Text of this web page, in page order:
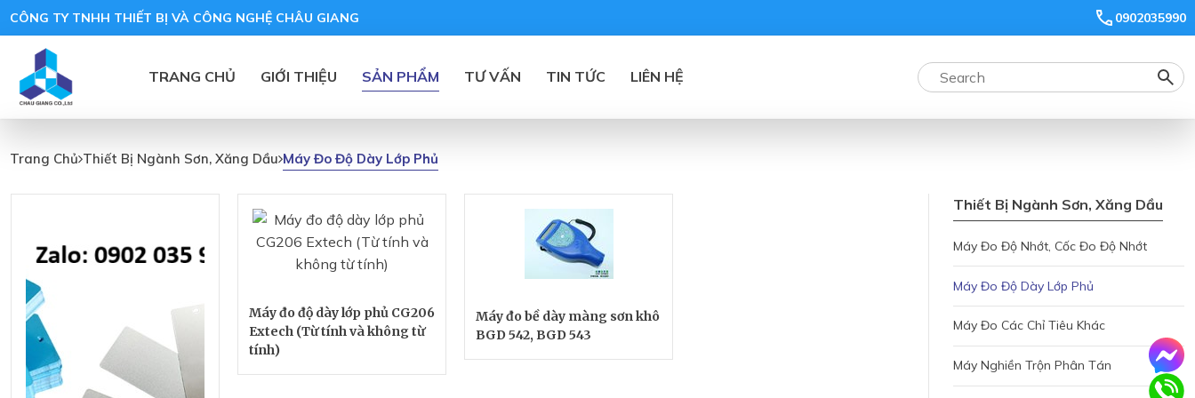
CÔNG TY TNHH THIẾT BỊ VÀ CÔNG NGHỆ CHÂU GIANG 0902035990
TRANG CHỦ GIỚI THIỆU SẢN PHẨM TƯ VẤN TIN TỨC LIÊN HỆ
Trang Chủ Thiết Bị Ngành Sơn, Xăng Dầu Máy Đo Độ Dày Lớp Phủ
Đo
Dày
Phủ
Máy đo độ dày lớp phủ CG206
Extech (Từ tính và không từ
tính)
Máy đo bề dày màng sơn khô
BGD 542, BGD 543
Thiết Bị Ngành Sơn, Xăng Dầu
Máy Đo Độ Nhớt, Cốc Đo Độ Nhớt
Máy Đo Độ Dày Lớp Phủ
Máy Đo Các Chỉ Tiêu Khác
Máy Nghiền Trộn Phân Tán